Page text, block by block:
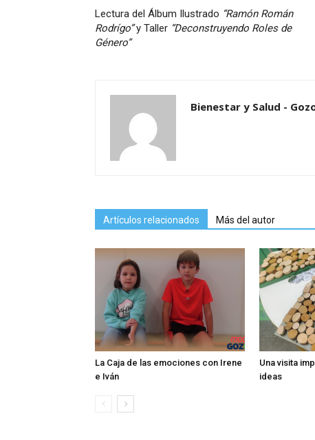
Lectura del Álbum Ilustrado “Ramón Román
Rodrígo”y Taller “Deconstruyendo Roles de
Género”
Bienestar y Salud -
Artículos relacionados Más del autor
La Caja de las emociones con Irene
e Iván
Una visita
ideas